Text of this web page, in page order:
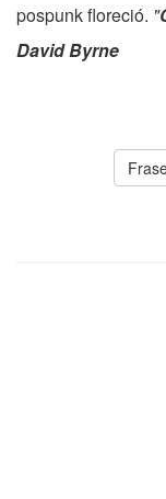
pospunk floreció. "
David Byrne